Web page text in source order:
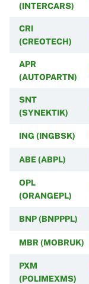
(INTERCARS)
CRI
(CREOTECH)
APR
(AUTOPARTN)
SNT
(SYNEKTIK)
ING (INGBSK)
ABE (ABPL)
OPL
(ORANGEPL)
BNP (BNPPPL)
MBR (MOBRUK)
PXM
(POLIMEXMS)